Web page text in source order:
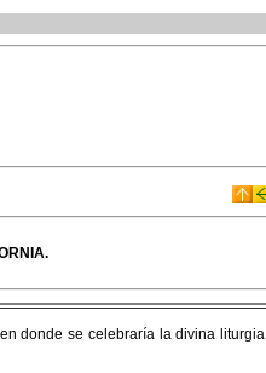
donde se celebraría la divina liturgia